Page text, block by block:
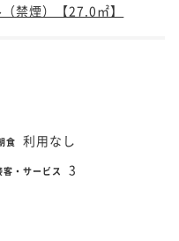
禁煙）【27.0㎡】
食 利用なし
客・サービス 3